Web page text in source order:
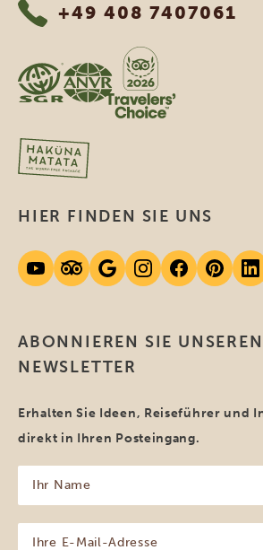
+49 408 7407061
ABONNIEREN SIE UNSEREN
NEWSLETTER
Erhalten Sie Ideen, Reiseführer und
direkt in Ihren Posteingang.
Name
(erforderlich)
HIER FINDEN SIE UNS